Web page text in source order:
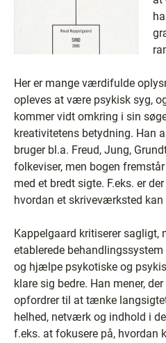
Her er mange værdifulde
opleves at være psykisk syg,
kommer vidt omkring i sin
kreativitetens betydning. Han
bruger bl.a. Freud, Jung,
folkeviser, men bogen
med et bredt sigte. F.eks. er
hvordan et skriveværksted
Kappelgaard kritiserer sagligt,
etablerede
og hjælpe psykotiske og
klare sig bedre. Han mener,
opfordrer til at tænke
helhed, netværk og indhold i
f.eks. at fokusere på, hvordan